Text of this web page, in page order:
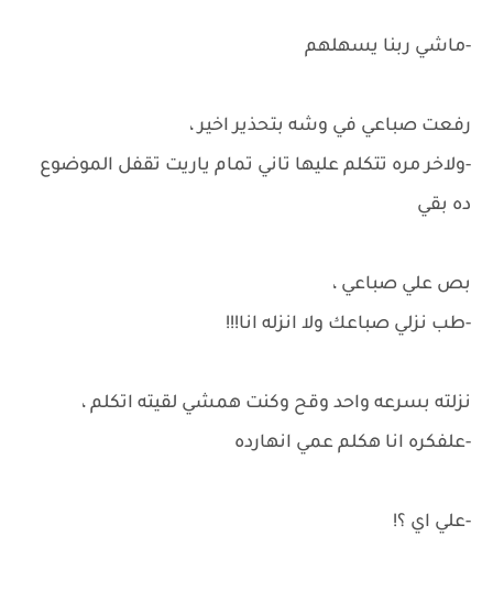
-ماشي ربنا يسهلهم
رفعت صباعي في وشه بتحذير اخير ،
-ولاخر مره تتكلم عليها تاني تمام ياريت تقفل الموضوع
ده بقي
بص علي صباعي ،
-طب نزلي صباعك ولا انزله انا!!!
نزلته بسرعه واحد وقح وكنت همشي لقيته اتكلم ،
-علفكره انا هكلم عمي انهارده
-علي اي ؟!